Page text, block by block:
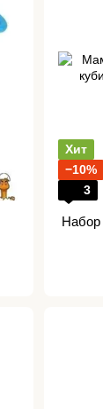
Хит
−10%
3
Набор